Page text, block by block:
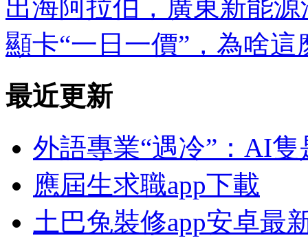
出海阿拉伯，廣東新能
顯卡“一日一價”，為啥
最近更新
外語專業“遇冷”：AI隻
應屆生求職app下載
土巴兔裝修app安卓最